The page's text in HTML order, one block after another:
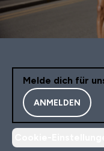
Melde dich für
ANMELDEN